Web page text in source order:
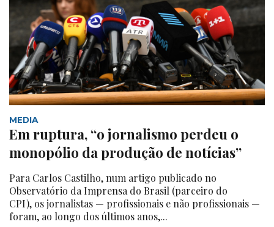
MEDIA
Em ruptura, “o jornalismo perdeu o
monopólio da produção de notícias”
Para Carlos Castilho, num artigo publicado no
Observatório da Imprensa do Brasil (parceiro do
CPI), os jornalistas — profissionais e não profissionais —
foram, ao longo dos últimos anos,...